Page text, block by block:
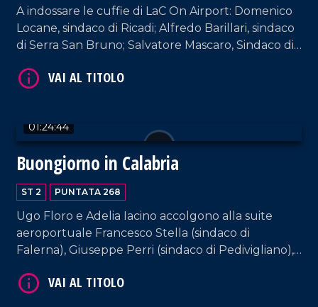
A indossare le cuffie di LaC On Airport: Domenico
Locane, sindaco di Ricadi; Alfredo Barillari, sindaco
di Serra San Bruno; Salvatore Mascaro, Sindaco di
Floro.
01:24:44
Buongiorno in Calabria
ST 2 PUNTATA 268
Ugo Floro e Adelia Iacino accolgono alla suite
aeroportuale Francesco Stella (sindaco di
Falerna), Giuseppe Perri (sindaco di Pedivigliano),
Mariateresa Fragomeni (sindaca di Siderno).